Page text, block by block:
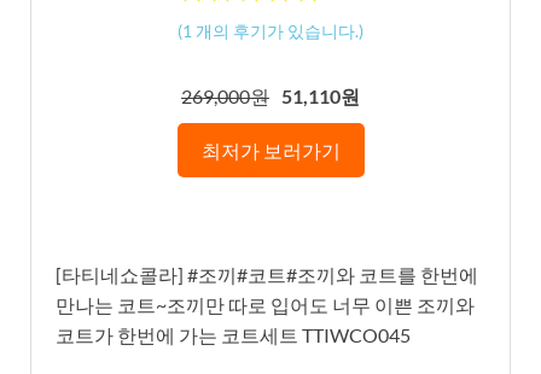
(1 개의 후기가 있습니다.)
269,000원 51,110원
최저가 보러가기
[타티네쇼콜라] #조끼#코트#조끼와 코트를 한번에
만나는 코트~조끼만 따로 입어도 너무 이쁜 조끼와
코트가 한번에 가는 코트세트 TTIWCO045